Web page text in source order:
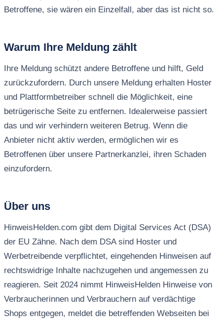
Betroffene, sie wären ein Einzelfall, aber das ist nicht so.
Warum Ihre Meldung zählt
Ihre Meldung schützt andere Betroffene und hilft, Geld
zurückzufordern. Durch unsere Meldung erhalten Hoster
und Plattformbetreiber schnell die Möglichkeit, eine
betrügerische Seite zu entfernen. Idealerweise passiert
das und wir verhindern weiteren Betrug. Wenn die
Anbieter nicht aktiv werden, ermöglichen wir es
Betroffenen über unsere Partnerkanzlei, ihren Schaden
einzufordern.
Über uns
HinweisHelden.com gibt dem Digital Services Act (DSA)
der EU Zähne. Nach dem DSA sind Hoster und
Werbetreibende verpflichtet, eingehenden Hinweisen auf
rechtswidrige Inhalte nachzugehen und angemessen zu
reagieren. Seit 2024 nimmt HinweisHelden Hinweise von
Verbraucherinnen und Verbrauchern auf verdächtige
Shops entgegen, meldet die betreffenden Webseiten bei